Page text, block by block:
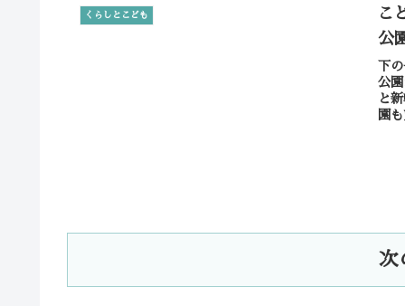
くらしとこども
こ
公
下
公
と
園
次